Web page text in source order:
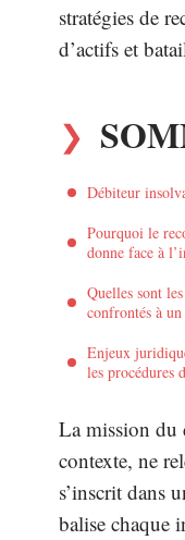
stratégies de
d’actifs et
Débiteur
Pourquoi le
donne face à
Quelles sont
confrontés à
Enjeux
les procédures
La mission du
contexte, ne
s’inscrit dans
balise chaque